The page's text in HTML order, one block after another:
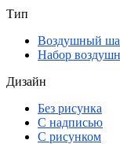
Тип
Воздушный
Набор
Дизайн
Без рисунка
С надписью
С рисунком